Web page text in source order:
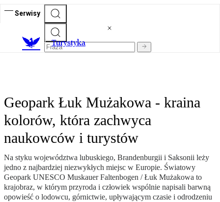
Serwisy
Turystyka
Geopark Łuk Mużakowa - kraina
kolorów, która zachwyca
naukowców i turystów
Na styku województwa lubuskiego, Brandenburgii i Saksonii leży
jedno z najbardziej niezwykłych miejsc w Europie. Światowy
Geopark UNESCO Muskauer Faltenbogen / Łuk Mużakowa to
krajobraz, w którym przyroda i człowiek wspólnie napisali barwną
opowieść o lodowcu, górnictwie, upływającym czasie i odrodzeniu